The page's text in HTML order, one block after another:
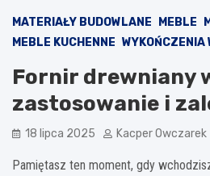
MATERIAŁY BUDOWLANE MEBLE
MEBLE KUCHENNE WYKOŃCZENIA
Fornir drewniany
zastosowanie i
18 lipca 2025 Kacper Owczarek
Pamiętasz ten moment, gdy